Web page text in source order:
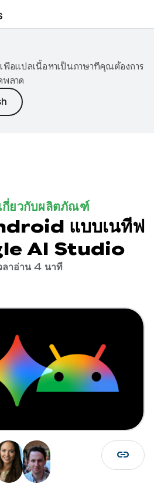
พื่อแปลเนื้อหาเป็นภาษาที่คุณต้องการ
พลาด
กี่ยวกับผลิตภัณฑ์
แบบเนทีฟ
AI Studio
ลาอ่าน 4 นาที
link